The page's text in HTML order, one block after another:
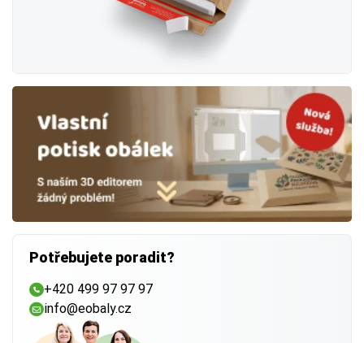
Potřebujete poradit?
+420 499 97 97 97
info@eobaly.cz